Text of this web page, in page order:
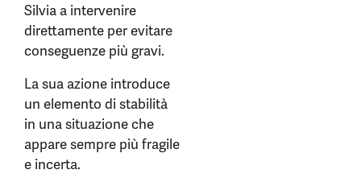
Silvia a intervenire
direttamente per evitare
conseguenze più gravi.
La sua azione introduce
un elemento di stabilità
in una situazione che
appare sempre più fragile
e incerta.